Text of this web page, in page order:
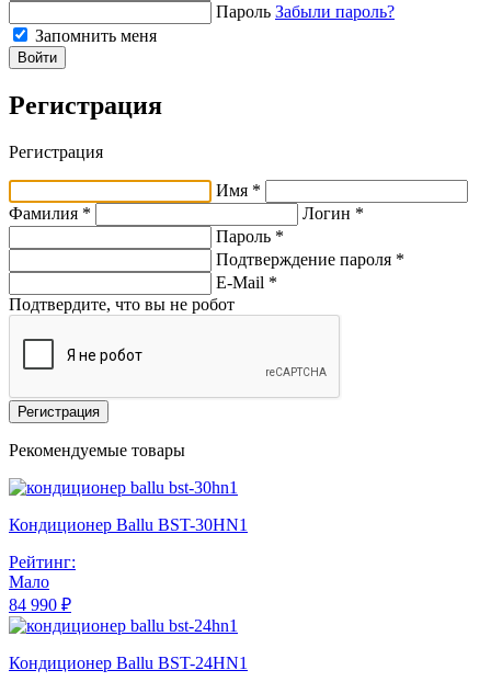
Пароль Забыли пароль?
Запомнить меня
Войти
Регистрация
Регистрация
Имя *
Фамилия *
Логин *
Пароль *
Подтверждение пароля *
E-Mail *
Подтвердите, что вы не робот
Регистрация
Рекомендуемые товары
Кондиционер Ballu BST-30HN1
Рейтинг:
Мало
84 990 ₽
Кондиционер Ballu BST-24HN1